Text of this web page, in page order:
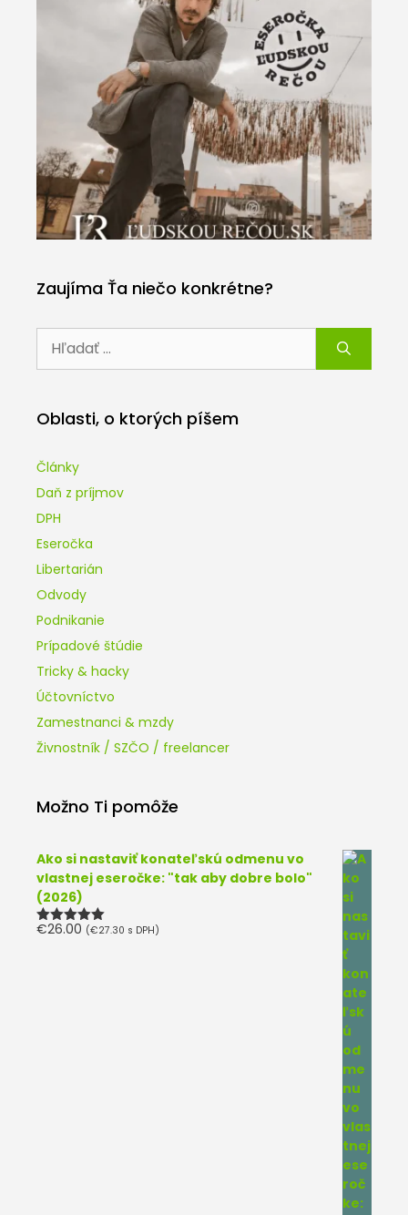
Zaujíma Ťa niečo konkrétne?
Oblasti, o ktorých píšem
Články
Daň z príjmov
DPH
Eseročka
Libertarián
Odvody
Podnikanie
Prípadové štúdie
Tricky & hacky
Účtovníctvo
Zamestnanci & mzdy
Živnostník / SZČO / freelancer
Možno Ti pomôže
Ako si nastaviť konateľskú odmenu vo
vlastnej eseročke: "tak aby dobre bolo"
(2026)
Hodnotenie
€26.00 (€27.30 s DPH)